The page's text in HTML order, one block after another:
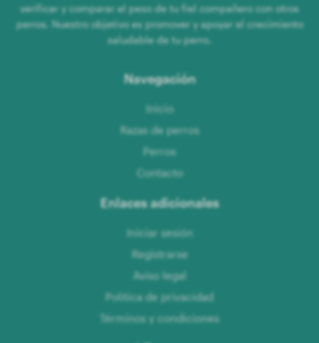
verificar y comparar el peso de tu fiel compañero con otros
perros. Nuestro objetivo es promover y apoyar el crecimiento
saludable de tu perro.
Navegación
Inicio
Razas de perros
Perros
Contacto
Enlaces adicionales
Iniciar sesión
Registrarse
Aviso legal
Política de privacidad
Términos y condiciones